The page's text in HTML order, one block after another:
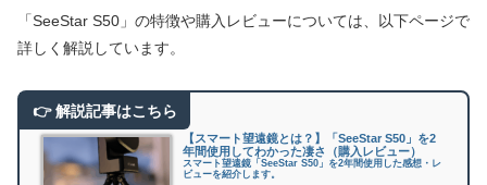
「SeeStar S50」の特徴や購入レビューについては、以下ページで
詳しく解説しています。
【スマート望遠鏡とは？】「SeeStar S50」を2
年間使用してわかった凄さ（購入レビュー）
スマート望遠鏡「SeeStar S50」を2年間使用した感想・レ
ビューを紹介します。